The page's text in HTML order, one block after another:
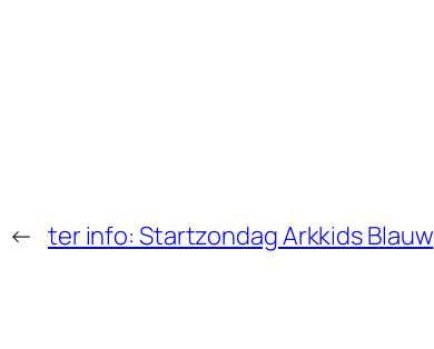
← ter info: Startzondag Arkkids Blauw